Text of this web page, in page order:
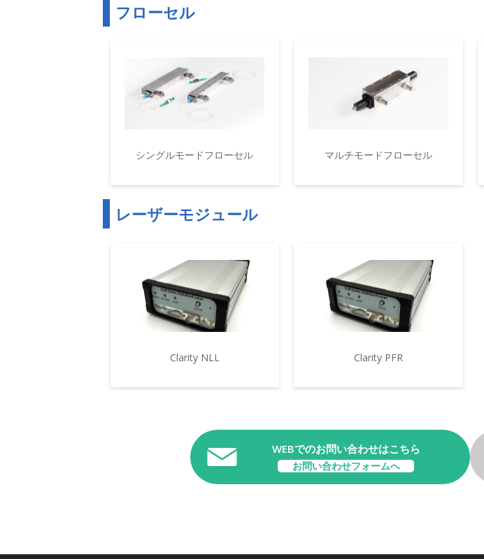
フローセル
シングルモードフローセル マルチモードフローセル
レーザーモジュール
Clarity NLL Clarity PFR
WEBでのお問い合わせはこちら
お問い合わせフォームへ